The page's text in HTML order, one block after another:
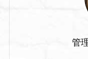
管